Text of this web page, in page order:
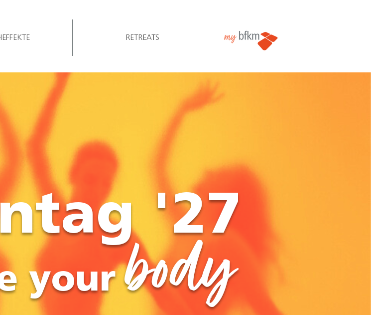
RETREATS
'27
yourbody